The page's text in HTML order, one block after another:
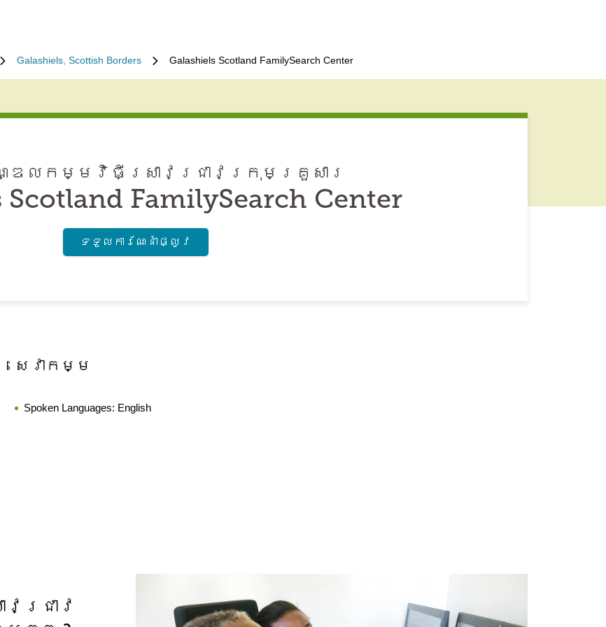
Galashiels, Scottish Borders Galashiels Scotland FamilySearch Center
ល​កម្មវិធី​ស្រាវជ្រាវ​ក្រុមគ្រួសារ
Scotland FamilySearch Center
ទទួល​ការណែនាំ​ផ្លូវ
សេវាកម្ម
Spoken Languages: English
ជ្រាវ​